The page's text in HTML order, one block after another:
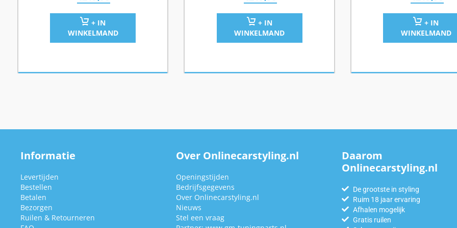
+ IN
WINKELMAND
+ IN
WINKELMAND
+ IN
WINKELMAND
Informatie
Levertijden
Bestellen
Betalen
Bezorgen
Ruilen & Retourneren
Over Onlinecarstyling.nl
Openingstijden
Bedrijfsgegevens
Over Onlinecarstyling.nl
Nieuws
Stel een vraag
Daarom
Onlinecarstyling.nl
De grootste in styling
Ruim 18 jaar ervaring
Afhalen mogelijk
Gratis ruilen